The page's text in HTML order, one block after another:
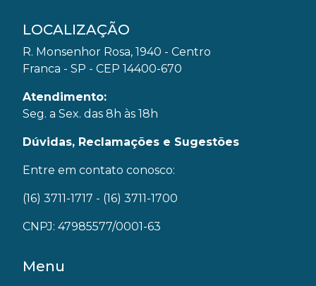
LOCALIZAÇÃO
R. Monsenhor Rosa, 1940 - Centro
Franca - SP - CEP 14400-670
Atendimento:
Seg. a Sex. das 8h às 18h
Dúvidas, Reclamações e Sugestões
Entre em contato conosco:
(16) 3711-1717 - (16) 3711-1700
CNPJ: 47985577/0001-63
Menu